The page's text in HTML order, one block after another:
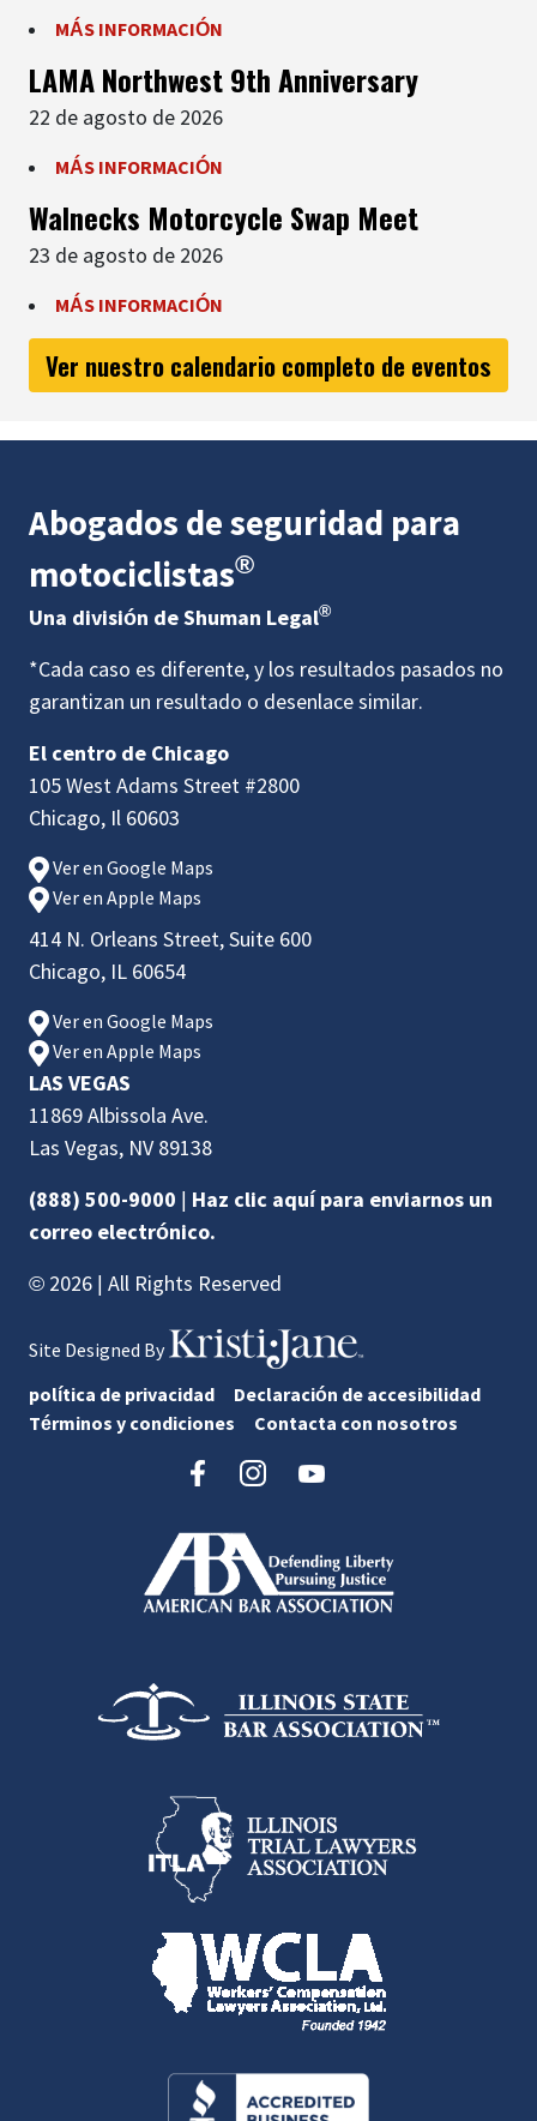
MÁS INFORMACIÓN
LAMA Northwest 9th Anniversary
22 de agosto de 2026
MÁS INFORMACIÓN
Walnecks Motorcycle Swap Meet
23 de agosto de 2026
MÁS INFORMACIÓN
Ver nuestro calendario completo de eventos
Abogados de seguridad para
motociclistas®
Una división de Shuman Legal®
*Cada caso es diferente, y los resultados pasados no
garantizan un resultado o desenlace similar.
El centro de Chicago
105 West Adams Street #2800
Chicago, Il 60603
Ver en Google Maps
Ver en Apple Maps
414 N. Orleans Street, Suite 600
Chicago, IL 60654
Ver en Google Maps
Ver en Apple Maps
LAS VEGAS
11869 Albissola Ave.
Las Vegas, NV 89138
(888) 500-9000 | Haz clic aquí para enviarnos un
correo electrónico.
© 2026 | All Rights Reserved
Site Designed By
política de privacidad
Declaración de accesibilidad
Términos y condiciones
Contacta con nosotros